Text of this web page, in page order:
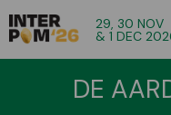
29, 30 NOV
& 1 DEC
DE